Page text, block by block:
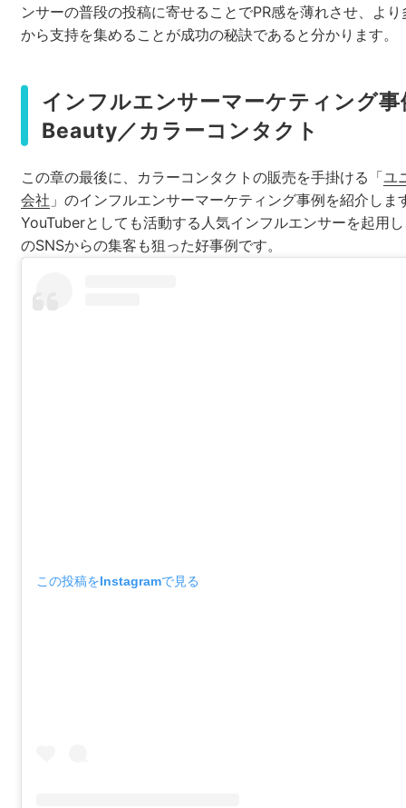
ンサーの普段の投稿に寄せることでPR感を薄れさせ、よ
から支持を集めることが成功の秘訣であると分かります。
インフルエンサーマーケティング
Beauty／カラーコンタクト
この章の最後に、カラーコンタクトの販売を手掛ける「ユ
会社 」のインフルエンサーマーケティング事例を紹介しま
YouTuberとしても活動する人気インフルエンサーを起用
のSNSからの集客も狙った好事例です。
この投稿をInstagramで見る